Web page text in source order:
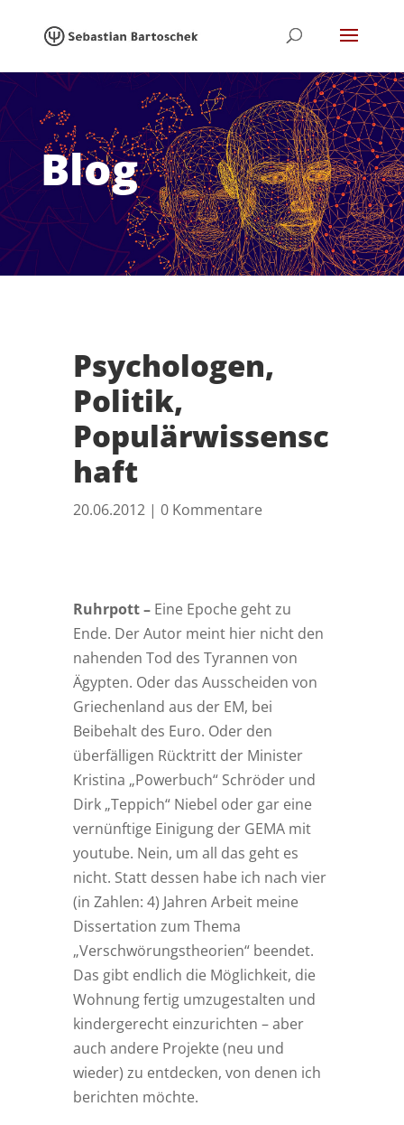
Blog
Psychologen,
Politik,
Populärwissensc
haft
20.06.2012| 0 Kommentare
Ruhrpott –Eine Epoche geht zu
Ende. Der Autor meint hier nicht den
nahenden Tod des Tyrannen von
Ägypten. Oder das Ausscheiden von
Griechenland aus der EM, bei
Beibehalt des Euro. Oder den
überfälligen Rücktritt der Minister
Kristina „Powerbuch“ Schröder und
Dirk „Teppich“ Niebel oder gar eine
vernünftige Einigung der GEMA mit
youtube. Nein, um all das geht es
nicht. Statt dessen habe ich nach vier
(in Zahlen: 4) Jahren Arbeit meine
Dissertation zum Thema
„Verschwörungstheorien“ beendet.
Das gibt endlich die Möglichkeit, die
Wohnung fertig umzugestalten und
kindergerecht einzurichten – aber
auch andere Projekte (neu und
wieder) zu entdecken, von denen ich
berichten möchte.